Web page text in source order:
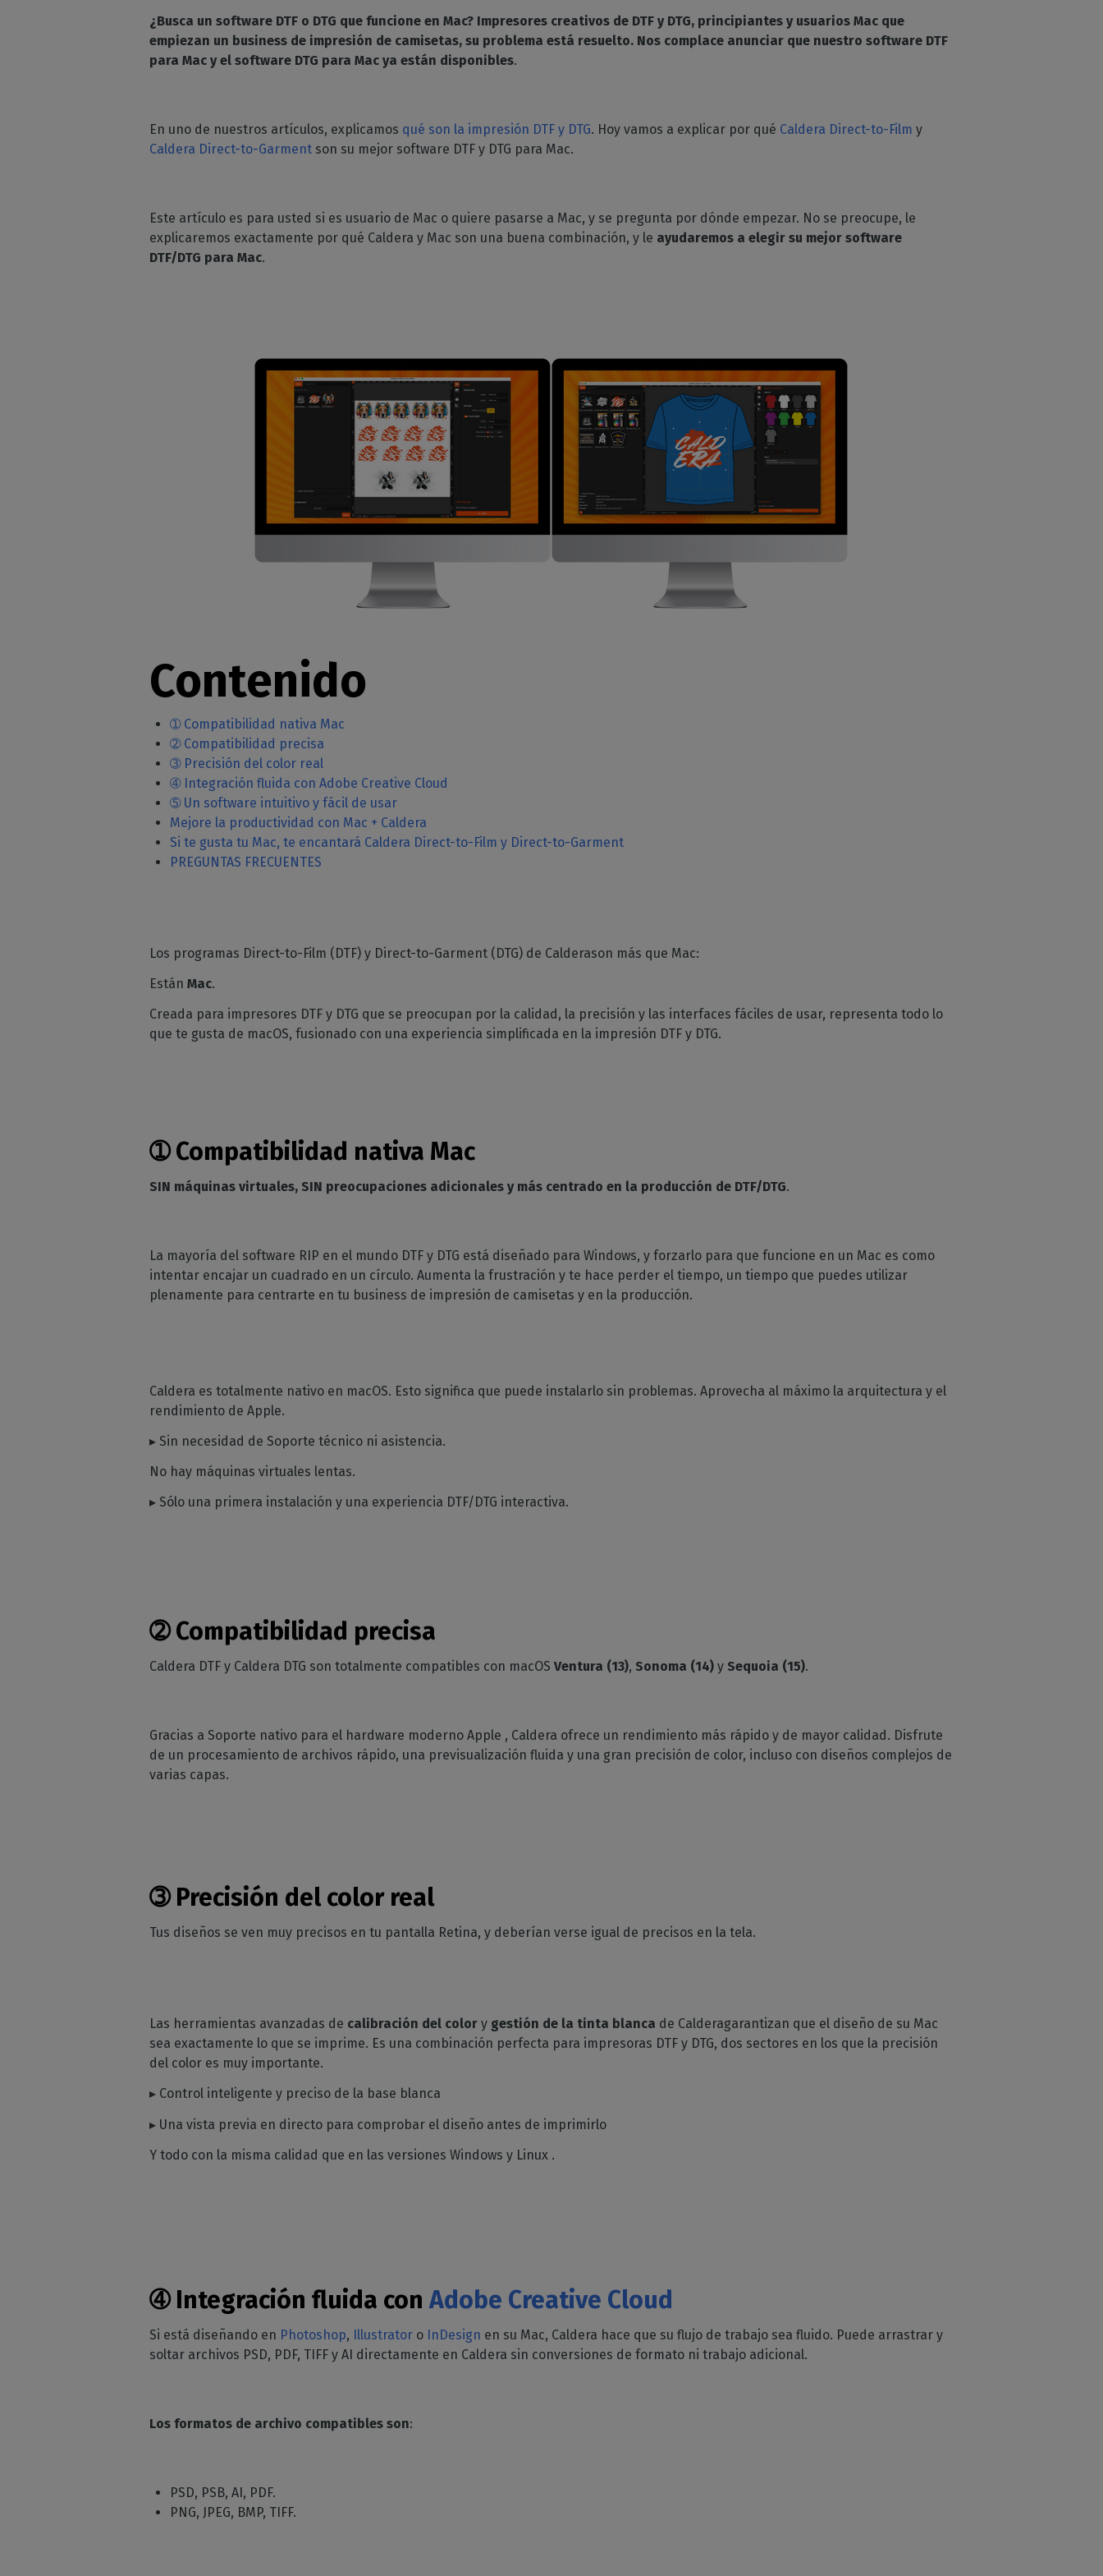
Licencias perpetuas de RIP
Módulos CalderaRIP
Conozca los módulos
API REST de
CalderaConnect
Caldera Directo al
cine
CalderaDock
Gestione todas sus
soluciones Caldera
DELL ordenadores
Estaciones RIP preinstaladas
para facilitar la configuración
del color
estampadas
Decoración del hogar
Decoración interior impresa
Gestione su producción
industrial
Reducir el consumo de tinta
Automatización
Racionalice su producción
Periféricos
compatibles
Compruebe la compatibilidad
Boletín
Reciba nuestras noticias
¿Busca un software DTF o DTG que funcione en Mac? Impresores creativos de DTF y DTG, principiantes y usuarios Mac que
empiezan un business de impresión de camisetas, su problema está resuelto. Nos complace anunciar que nuestro software DTF
para Mac y el software DTG para Mac ya están disponibles.
En uno de nuestros artículos, explicamos qué son la impresión DTF y DTG. Hoy vamos a explicar por qué Caldera Direct-to-Film y
Caldera Direct-to-Garment son su mejor software DTF y DTG para Mac.
Este artículo es para usted si es usuario de Mac o quiere pasarse a Mac, y se pregunta por dónde empezar. No se preocupe, le
explicaremos exactamente por qué Caldera y Mac son una buena combinación, y le ayudaremos a elegir su mejor software
DTF/DTG para Mac.
Contenido
➀ Compatibilidad nativa Mac
➁ Compatibilidad precisa
➂ Precisión del color real
➃ Integración fluida con Adobe Creative Cloud
➄ Un software intuitivo y fácil de usar
Mejore la productividad con Mac + Caldera
Si te gusta tu Mac, te encantará Caldera Direct-to-Film y Direct-to-Garment
PREGUNTAS FRECUENTES
Los programas Direct-to-Film (DTF) y Direct-to-Garment (DTG) de Calderason más que Mac:
Están Mac.
Creada para impresores DTF y DTG que se preocupan por la calidad, la precisión y las interfaces fáciles de usar, representa todo lo
que te gusta de macOS, fusionado con una experiencia simplificada en la impresión DTF y DTG.
➀Compatibilidad nativa Mac
SIN máquinas virtuales, SIN preocupaciones adicionales y más centrado en la producción de DTF/DTG.
La mayoría del software RIP en el mundo DTF y DTG está diseñado para Windows, y forzarlo para que funcione en un Mac es como
intentar encajar un cuadrado en un círculo. Aumenta la frustración y te hace perder el tiempo, un tiempo que puedes utilizar
plenamente para centrarte en tu business de impresión de camisetas y en la producción.
Caldera es totalmente nativo en macOS. Esto significa que puede instalarlo sin problemas. Aprovecha al máximo la arquitectura y el
rendimiento de Apple.
▸ Sin necesidad de Soporte técnico ni asistencia.
No hay máquinas virtuales lentas.
▸ Sólo una primera instalación y una experiencia DTF/DTG interactiva.
➁Compatibilidad precisa
Caldera DTF y Caldera DTG son totalmente compatibles con macOS Ventura (13), Sonoma (14) y Sequoia (15).
Gracias a Soporte nativo para el hardware moderno Apple , Caldera ofrece un rendimiento más rápido y de mayor calidad. Disfrute
de un procesamiento de archivos rápido, una previsualización fluida y una gran precisión de color, incluso con diseños complejos de
varias capas.
➂Precisión del color real
Tus diseños se ven muy precisos en tu pantalla Retina, y deberían verse igual de precisos en la tela.
Las herramientas avanzadas de calibración del color y gestión de la tinta blanca de Calderagarantizan que el diseño de su Mac
sea exactamente lo que se imprime. Es una combinación perfecta para impresoras DTF y DTG, dos sectores en los que la precisión
del color es muy importante.
▸ Control inteligente y preciso de la base blanca
▸ Una vista previa en directo para comprobar el diseño antes de imprimirlo
Y todo con la misma calidad que en las versiones Windows y Linux .
➃Integración fluida conAdobe Creative Cloud
Si está diseñando en Photoshop, Illustrator o InDesign en su Mac, Caldera hace que su flujo de trabajo sea fluido. Puede arrastrar y
soltar archivos PSD, PDF, TIFF y AI directamente en Caldera sin conversiones de formato ni trabajo adicional.
Los formatos de archivo compatibles son:
PSD, PSB, AI, PDF.
PNG, JPEG, BMP, TIFF.